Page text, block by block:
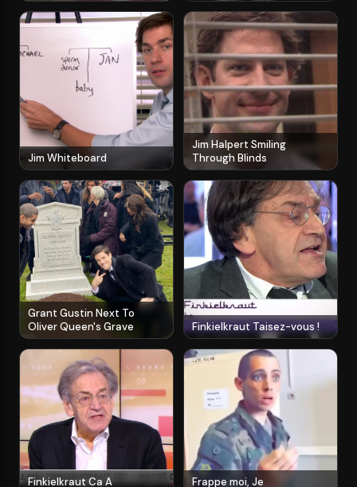
Jim Whiteboard
Jim Halpert Smiling
Through Blinds
Grant Gustin Next To
Oliver Queen's Grave
Finkielkraut Taisez-vous !
Finkielkraut Ca A
Frappe moi, Je